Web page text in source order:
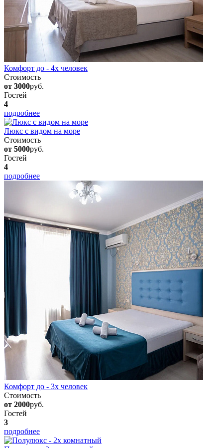
Комфорт до - 4х человек
Стоимость
от 3000руб.
Гостей
4
подробнее
Люкс с видом на море
Стоимость
от 5000руб.
Гостей
4
подробнее
Комфорт до - 3х человек
Стоимость
от 2000руб.
Гостей
3
подробнее